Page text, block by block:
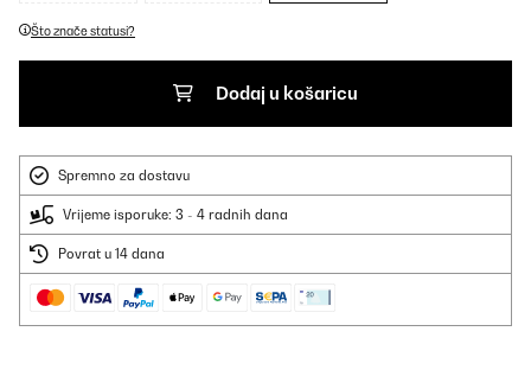
Što znače statusi?
Dodaj u košaricu
Spremno za dostavu
Vrijeme isporuke: 3 - 4 radnih dana
Povrat u 14 dana